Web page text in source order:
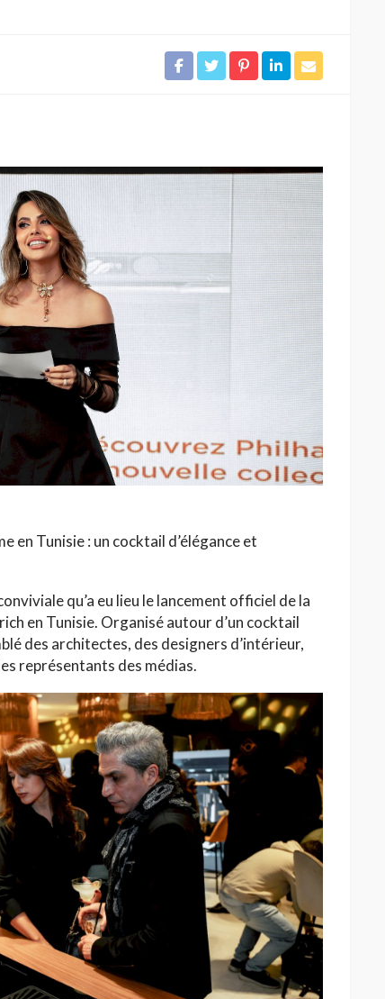
en Tunisie : un cocktail d’élégance et
qu’a eu lieu le lancement officiel de la
en Tunisie. Organisé autour d’un cocktail
des architectes, des designers d’intérieur,
représentants des médias.
: Une
Lac
HAUTE COUTURE
Dolce & Gabbana à Taormina :
quand la Sicile devient